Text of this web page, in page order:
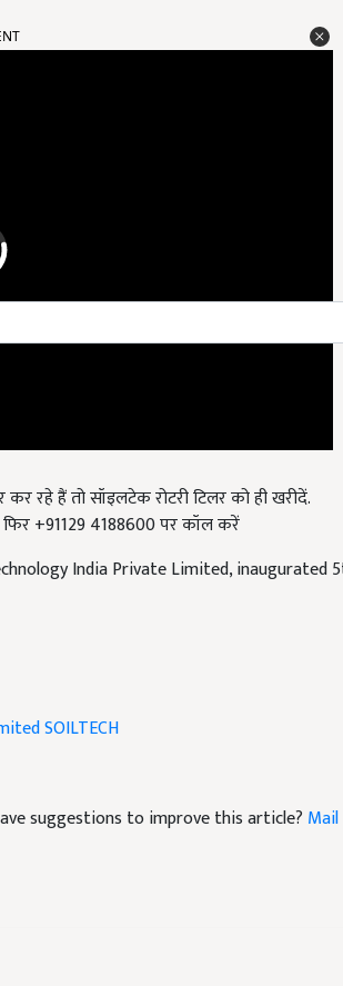
+91129 4188600 पर कॉल करें
suggestions to improve this article?